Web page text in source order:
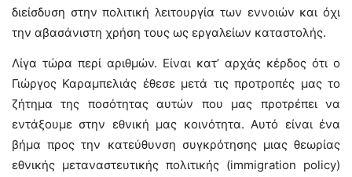
διείσδυση στην πολιτική λειτουργία των εννοιών και όχι
την αβασάνιστη χρήση τους ως εργαλείων καταστολής.
Λίγα τώρα περί αριθμών. Είναι κατ’ αρχάς κέρδος ότι ο
Γιώργος Καραμπελιάς έθεσε μετά τις προτροπές μας το
ζήτημα της ποσότητας αυτών που μας προτρέπει να
εντάξουμε στην εθνική μας κοινότητα. Αυτό είναι ένα
βήμα προς την κατεύθυνση συγκρότησης μιας θεωρίας
εθνικής μεταναστευτικής πολιτικής (immigration policy)